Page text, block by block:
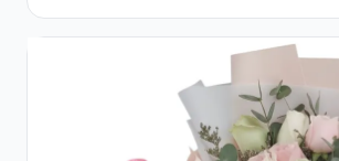
Ferrero Rocher și Flori Pastelate